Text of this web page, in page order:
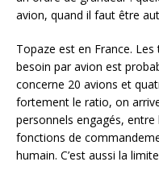
avion, quand il faut être
Topaze est en France. Les
besoin par avion est
concerne 20 avions et
fortement le ratio, on
personnels engagés,
fonctions de
humain. C’est aussi la